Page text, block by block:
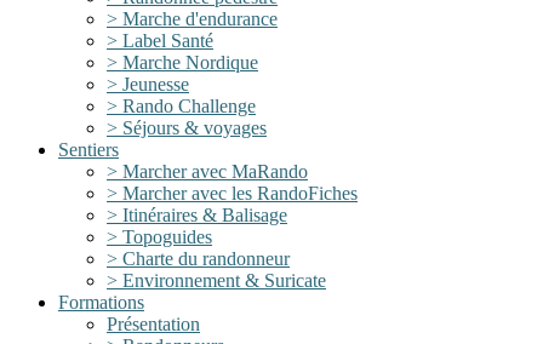
> Marche d'endurance
> Label Santé
> Marche Nordique
> Jeunesse
> Rando Challenge
> Séjours & voyages
Sentiers
> Marcher avec MaRando
> Marcher avec les RandoFiches
> Itinéraires & Balisage
> Topoguides
> Charte du randonneur
> Environnement & Suricate
Formations
Présentation